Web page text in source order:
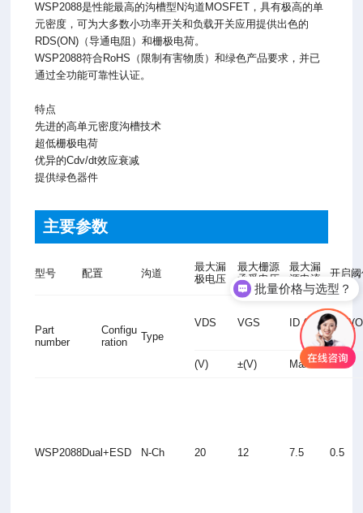
WSP2088是性能最高的沟槽型N沟道MOSFET，具有极高的单
元密度，可为大多数小功率开关和负载开关应用提供出色的
RDS(ON)（导通电阻）和栅极电荷。
WSP2088符合RoHS（限制有害物质）和绿色产品要求，并已
通过全功能可靠性认证。
特点
先进的高单元密度沟槽技术
超低栅极电荷
优异的Cdv/dt效应衰减
提供绿色器件
主要参数
型号 配置 沟道
最大漏
极电压
最大栅源
承受电压
最大漏
源电流
开启
Part
number
Configu
ration
Type
VDS VGS ID (A)
(V) ±(V) Max. Min.
WSP2088Dual+ESD N-Ch 20 12 7.5 0.5
批量价格与选型？